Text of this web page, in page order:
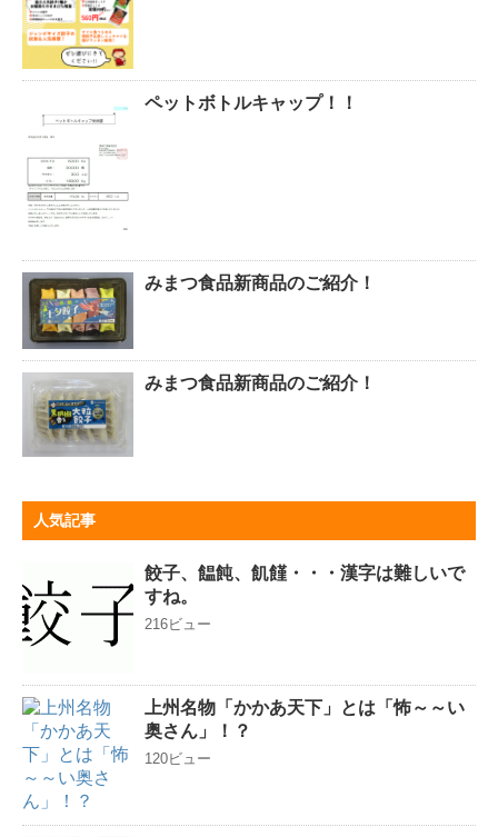
ペットボトルキャップ！！
みまつ食品新商品のご紹介！
みまつ食品新商品のご紹介！
人気記事
餃子、饂飩、飢饉・・・漢字は難しいで
すね。
216ビュー
上州名物「かかあ天下」とは「怖～～い
奥さん」！？
120ビュー